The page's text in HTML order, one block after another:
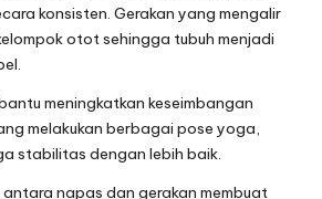
konsisten. Gerakan yang mengalir
otot sehingga tubuh menjadi
meningkatkan keseimbangan
melakukan berbagai pose yoga,
stabilitas dengan lebih baik.
antara napas dan gerakan membuat